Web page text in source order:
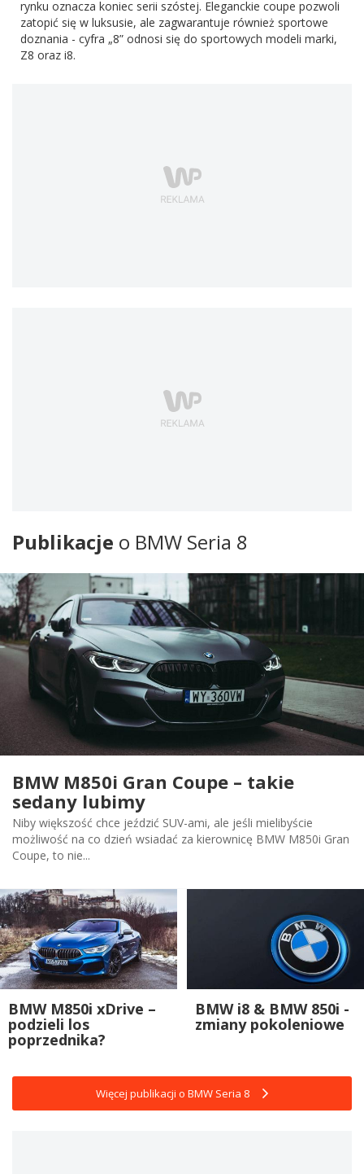
rynku oznacza koniec serii szóstej. Eleganckie coupe pozwoli
zatopić się w luksusie, ale zagwarantuje również sportowe
doznania - cyfra „8” odnosi się do sportowych modeli marki,
Z8 oraz i8.
Publikacje o BMW Seria 8
BMW M850i Gran Coupe – takie
sedany lubimy
Niby większość chce jeździć SUV-ami, ale jeśli mielibyście
możliwość na co dzień wsiadać za kierownicę BMW M850i Gran
Coupe, to nie...
BMW M850i xDrive –
podzieli los
poprzednika?
BMW i8 & BMW 850i -
zmiany pokoleniowe
Więcej publikacji o BMW Seria 8